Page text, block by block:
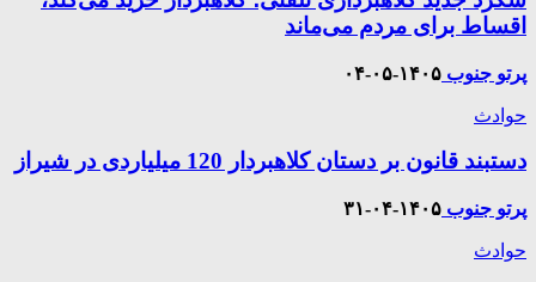
اقساط برای مردم می‌ماند
پرتو جنوب ۱۴۰۵-۰۵-۰۴
حوادث
دستبند قانون بر دستان کلاهبردار 120 میلیاردی در شیراز
پرتو جنوب ۱۴۰۵-۰۴-۳۱
حوادث